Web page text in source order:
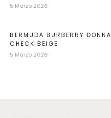
5 Marzo 2026
BERMUDA BURBERRY DONNA
CHECK BEIGE
5 Marzo 2026